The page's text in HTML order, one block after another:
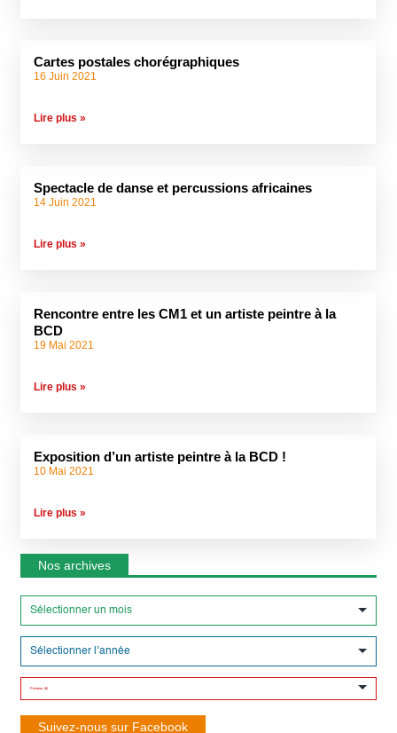
Cartes postales chorégraphiques
16 Juin 2021
Lire plus »
Spectacle de danse et percussions africaines
14 Juin 2021
Lire plus »
Rencontre entre les CM1 et un artiste peintre à la
BCD
19 Mai 2021
Lire plus »
Exposition d’un artiste peintre à la BCD !
10 Mai 2021
Lire plus »
Nos archives
Suivez-nous sur Facebook